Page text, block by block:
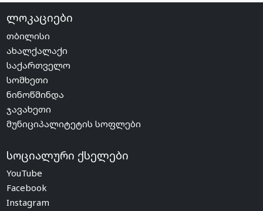
ლოკაციები
თბილისი
ახალქალაქი
საქართველო
სომხეთი
ნინოწმინდა
ჯავახეთი
მუნიციპალიტეტის სოფლები
სოციალური ქსელები
YouTube
Facebook
Instagram